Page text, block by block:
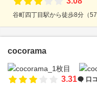
谷町四丁目駅から徒歩8分（
cocorama
3.31 口